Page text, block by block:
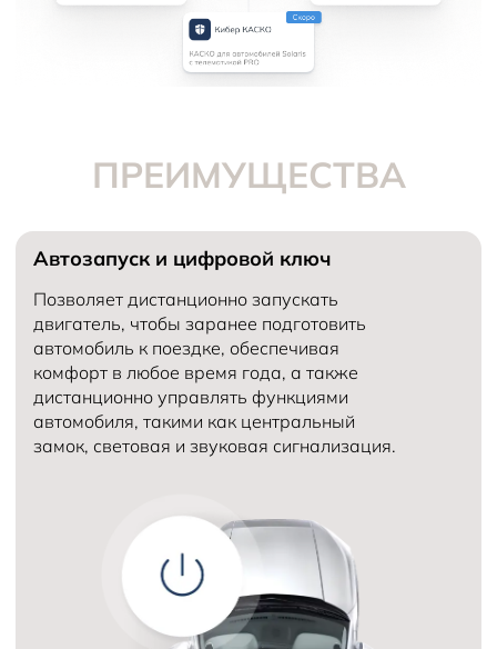
ПРЕИМУЩЕСТВА
Автозапуск и цифровой ключ
Позволяет дистанционно запускать
двигатель, чтобы заранее подготовить
автомобиль к поездке, обеспечивая
комфорт в любое время года, а также
дистанционно управлять функциями
автомобиля, такими как центральный
замок, световая и звуковая сигнализация.